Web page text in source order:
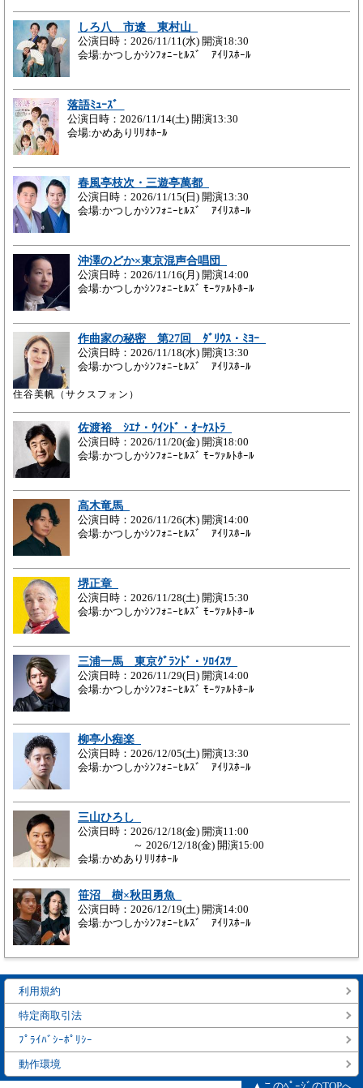
しろ八 市遼 東村山
公演日時：2026/11/11(水) 開演18:30
会場:かつしかｼﾝﾌｫﾆｰﾋﾙｽﾞ ｱｲﾘｽﾎｰﾙ
落語ﾐｭｰｽﾞ
公演日時：2026/11/14(土) 開演13:30
会場:かめありﾘﾘｵﾎｰﾙ
春風亭枝次・三遊亭萬都
公演日時：2026/11/15(日) 開演13:30
会場:かつしかｼﾝﾌｫﾆｰﾋﾙｽﾞ ｱｲﾘｽﾎｰﾙ
沖澤のどか×東京混声合唱団
公演日時：2026/11/16(月) 開演14:00
会場:かつしかｼﾝﾌｫﾆｰﾋﾙｽﾞ ﾓｰﾂｧﾙﾄﾎｰﾙ
作曲家の秘密 第27回 ﾀﾞﾘｳｽ・ﾐﾖｰ
公演日時：2026/11/18(水) 開演13:30
会場:かつしかｼﾝﾌｫﾆｰﾋﾙｽﾞ ｱｲﾘｽﾎｰﾙ
住谷美帆（サクスフォン）
佐渡裕 ｼｴﾅ・ｳｲﾝﾄﾞ・ｵｰｹｽﾄﾗ
公演日時：2026/11/20(金) 開演18:00
会場:かつしかｼﾝﾌｫﾆｰﾋﾙｽﾞ ﾓｰﾂｧﾙﾄﾎｰﾙ
高木竜馬
公演日時：2026/11/26(木) 開演14:00
会場:かつしかｼﾝﾌｫﾆｰﾋﾙｽﾞ ｱｲﾘｽﾎｰﾙ
堺正章
公演日時：2026/11/28(土) 開演15:30
会場:かつしかｼﾝﾌｫﾆｰﾋﾙｽﾞ ﾓｰﾂｧﾙﾄﾎｰﾙ
三浦一馬 東京ｸﾞﾗﾝﾄﾞ・ｿﾛｲｽﾂ
公演日時：2026/11/29(日) 開演14:00
会場:かつしかｼﾝﾌｫﾆｰﾋﾙｽﾞ ﾓｰﾂｧﾙﾄﾎｰﾙ
柳亭小痴楽
公演日時：2026/12/05(土) 開演13:30
会場:かつしかｼﾝﾌｫﾆｰﾋﾙｽﾞ ｱｲﾘｽﾎｰﾙ
三山ひろし
公演日時：2026/12/18(金) 開演11:00
～ 2026/12/18(金) 開演15:00
会場:かめありﾘﾘｵﾎｰﾙ
笹沼 樹×秋田勇魚
公演日時：2026/12/19(土) 開演14:00
会場:かつしかｼﾝﾌｫﾆｰﾋﾙｽﾞ ｱｲﾘｽﾎｰﾙ
利用規約
特定商取引法
ﾌﾟﾗｲﾊﾞｼｰﾎﾟﾘｼｰ
動作環境